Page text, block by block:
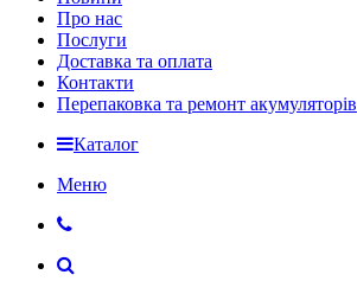
Про нас
Послуги
Доставка та оплата
Контакти
Перепаковка та ремонт акумуляторів
Каталог
Меню